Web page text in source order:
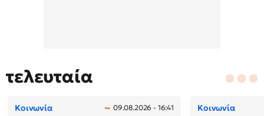
τελευταία
Κοινωνία 09.08.2026 - 16:41 Κοινωνία